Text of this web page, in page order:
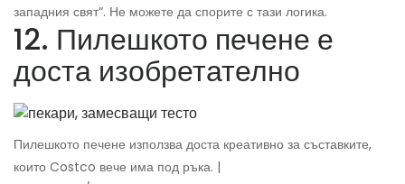
западния свят“. Не можете да спорите с тази логика.
12. Пилешкото печене е
доста изобретателно
Пилешкото печене използва доста креативно за съставките,
които Costco вече има под ръка. |